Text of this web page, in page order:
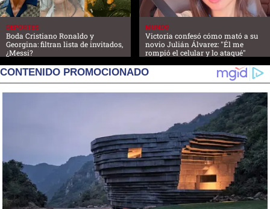
DEPORTES
Boda Cristiano Ronaldo y
Georgina: filtran lista de invitados,
¿Messi?
MUNDO
Victoria confesó cómo mató a su
novio Julián Álvarez: "Él me
rompió el celular y lo ataqué"
CONTENIDO PROMOCIONADO